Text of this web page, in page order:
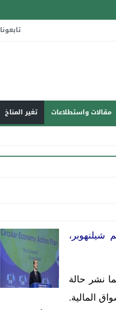
تابعونا
مقالات واستطلاعات تغير المناخ
شيلنهوبر،
كما نشر حالة
المالية.